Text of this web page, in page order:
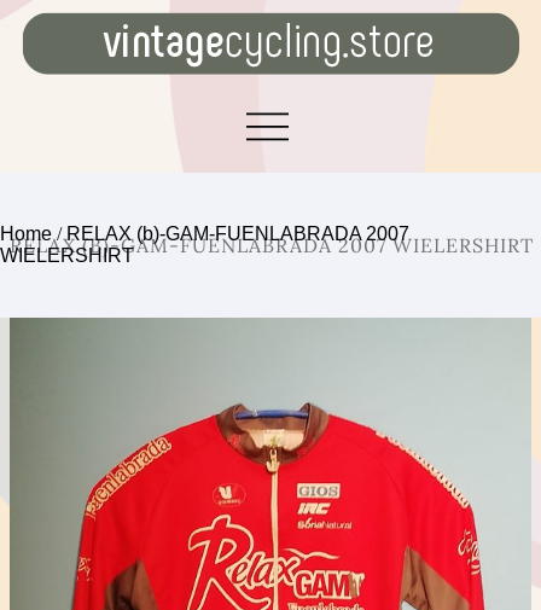
RELAX (B)-GAM-FUENLABRADA 2007 WIELERSHIRT
Home/RELAX (b)-GAM-FUENLABRADA 2007
WIELERSHIRT